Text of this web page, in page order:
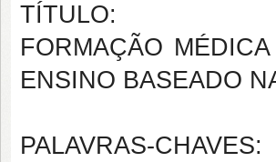
TÍTULO:
FORMAÇÃO
ENSINO BASEADO
PALAVRAS-CHAVES: